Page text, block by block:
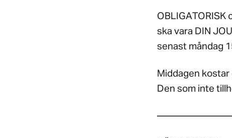
OBLIGATORISK
ska vara DIN
senast måndag
Middagen
Den som inte